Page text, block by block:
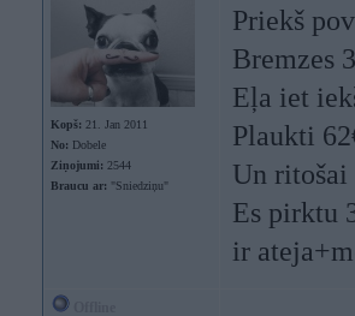
Kopš: 21. Jan 2011
No: Dobele
Ziņojumi: 2544
Braucu ar: "Sniedziņu"
Priekš
Bremzes
Eļa iet
Plaukti
Un ritošai
Es pirktu
ir